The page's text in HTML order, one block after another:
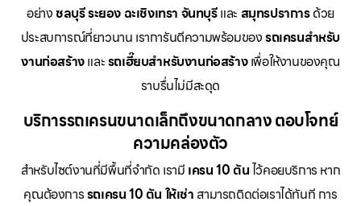
อย่างชลบุรี ระยอง ฉะเชิงเทรา จันทบุรีและ สมุทรปราการด้วย
ประสบการณ์ที่ยาวนาน เราการันตีความพร้อมของรถเครนสำหรับ
งานก่อสร้างและรถเฮี๊ยบสำหรับงานก่อสร้างเพื่อให้งานของคุณ
ราบรื่นไม่มีสะดุด
บริการรถเครนขนาดเล็กถึงขนาดกลาง ตอบโจทย์
ความคล่องตัว
สำหรับไซต์งานที่มีพื้นที่จำกัด เรามี เครน 10 ตันไว้คอยบริการ หาก
คุณต้องการรถเครน 10 ตัน ให้เช่า สามารถติดต่อเราได้ทันที การ